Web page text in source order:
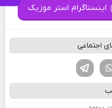
اینستاگرام استر موزیک
اجتماعی
لینکدین